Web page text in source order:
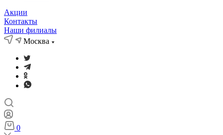
Акции
Контакты
Наши филиалы
Москва
0